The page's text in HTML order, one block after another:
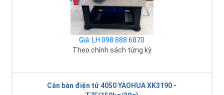
Giá: LH 098 888 6870
Theo chính sách từng kỳ
Cân bàn điện tử 4050 YAOHUA XK3190 -